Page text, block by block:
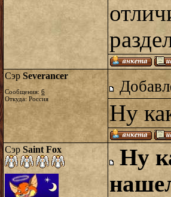
Сэр Severancer
Сообщения: 6
Откуда: Россия
Ну
Сэр Saint Fox
Ну